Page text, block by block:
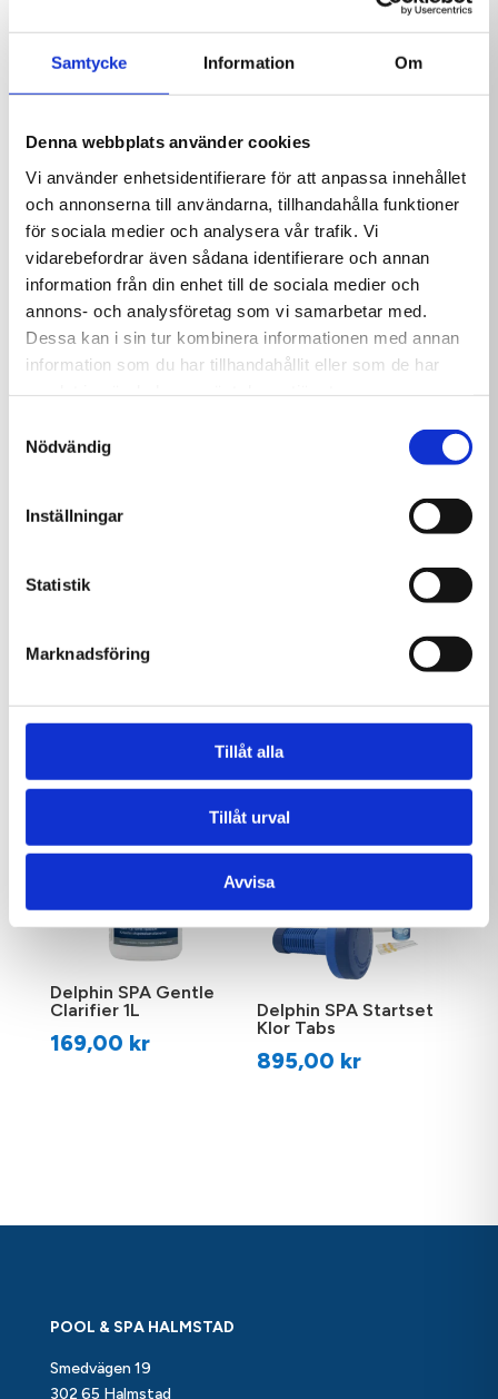
Samtycke Information Om
Denna webbplats använder cookies
Vi använder enhetsidentifierare för att anpassa innehållet
och annonserna till användarna, tillhandahålla funktioner
för sociala medier och analysera vår trafik. Vi
vidarebefordrar även sådana identifierare och annan
information från din enhet till de sociala medier och
annons- och analysföretag som vi samarbetar med.
Dessa kan i sin tur kombinera informationen med annan
information som du har tillhandahållit eller som de har
Nödvändig
Inställningar
Statistik
Marknadsföring
Tillåt alla
Tillåt urval
Avvisa
Snabblösande klortabletter för spabad
Hjälper till att hålla spavattnet rent och
hygieniskt
Passar vid uppstart, vattenbyte och efter bad
Innehåller cirka 50 tabletter à 20 gram
Praktisk 1 kg förpackning
Delphin tabletter
pH/O2
139,00kr
Delphin SPA Brom
Tabs 20g 1 kg
399,00kr
Delphin SPA Klor Tabs
Delphin SPA Gel
179,00kr
1,5 kg
89,00
Delphin SPA Gentle
Clarifier 1L
169,00 kr
Delphin SPA Startset
Klor Tabs
895,00 kr
POOL & SPA HALMSTAD
Smedvägen 19
302 65 Halmstad